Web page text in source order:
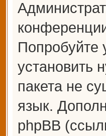
Попробуйте
установить
пакета не
язык.
phpBB